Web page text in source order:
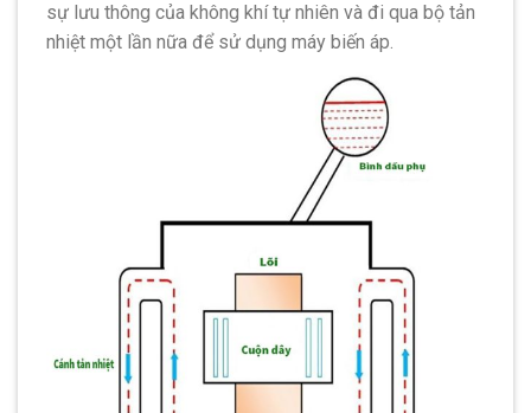
sự lưu thông của không khí tự nhiên và đi qua bộ tản
nhiệt một lần nữa để sử dụng máy biến áp.